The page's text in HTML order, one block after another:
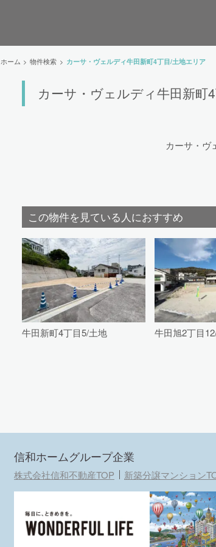
ホーム 物件検索 カーサ・ヴェルディ牛田新町4丁目/土地エリア
カーサ・ヴェルディ牛田新町
カーサ・ヴ
この物件を見ている人におすすめ
牛田新町4丁目5/土地 牛田旭2丁目
信和ホームグループ企業
株式会社信和不動産TOP 新築分譲マンション